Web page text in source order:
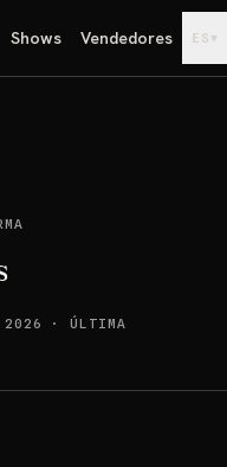
Shows Vendedores ES ▾
2026 ·ÚLTIMA